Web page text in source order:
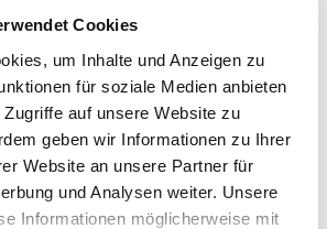
Cookies
um Inhalte und Anzeigen zu
für soziale Medien anbieten
auf unsere Website zu
geben wir Informationen zu Ihrer
Website an unsere Partner für
und Analysen weiter. Unsere
Informationen möglicherweise mit
Unternehmen. On-prem.
nicht Quartalen